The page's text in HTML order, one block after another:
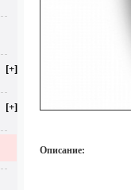
[+]
[+]
Описание: